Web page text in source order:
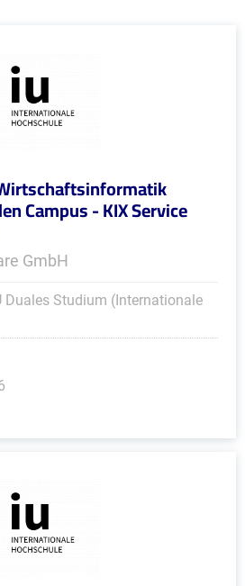
Campus - KIX Service
GmbH
Duales Studium (Internationale